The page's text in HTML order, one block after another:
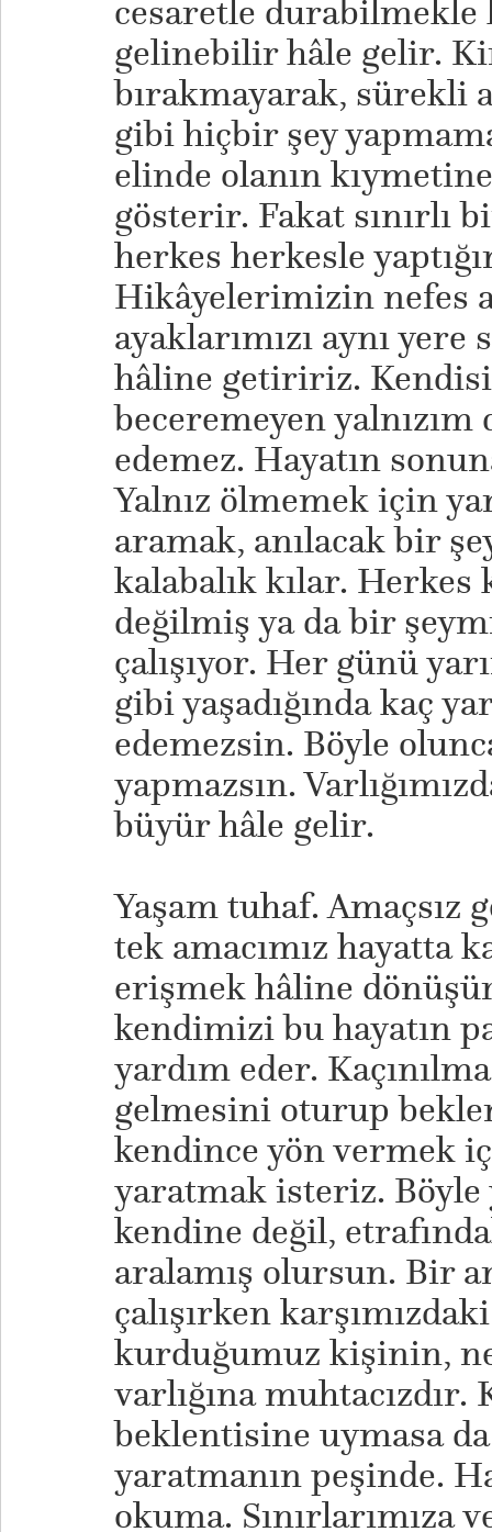
cesaretle durabilmekle
gelinebilir hâle gelir.
bırakmayarak, sürekli
gibi hiçbir şey
elinde olanın
gösterir. Fakat sınırlı
herkes herkesle
Hikâyelerimizin nefes
ayaklarımızı aynı
hâline getiririz.
beceremeyen
edemez. Hayatın
Yalnız ölmemek için
aramak, anılacak bir
kalabalık kılar.
değilmiş ya da bir
çalışıyor. Her günü
gibi yaşadığında kaç
edemezsin. Böyle
yapmazsın.
büyür hâle gelir.
Yaşam tuhaf. Amaçsız
tek amacımız hayatta
erişmek hâline
kendimizi bu hayatın
yardım eder.
gelmesini oturup
kendince yön vermek
yaratmak isteriz. Böyle
kendine değil,
aralamış olursun. Bir
çalışırken
kurduğumuz kişinin,
varlığına
beklentisine uymasa
yaratmanın peşinde.
okuma. Sınırlarımıza